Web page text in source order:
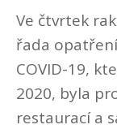
Ve čtvrtek
řada
COVID-19,
2020, byla
restaurací a